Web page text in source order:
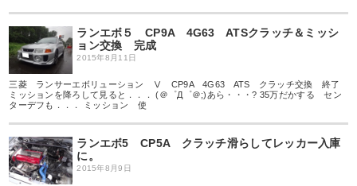
ランエボ５ CP9A 4G63 ATSクラッチ＆ミッシ
ョン交換 完成
2015年8月11日
三菱 ランサーエボリューション Ⅴ CP9A 4G63 ATS クラッチ交換 終了
ミッションを降ろして見ると．．． (＠゜Д゜＠;)あら・・・? 35万だかする セン
ターデフも．．． ミッション 使
ランエボ5 CP5A クラッチ滑らしてレッカー入庫
に。
2015年8月9日